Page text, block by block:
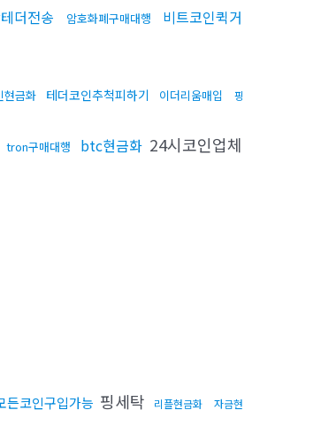
더전송 암호화폐구매대행
비트코인퀵거
현금화 테더코인추척피하기 이더리움매입
핑
tron구매대행 btc현금화 24시코인업체
든코인구입가능 핑세탁 리플현금화
자금현